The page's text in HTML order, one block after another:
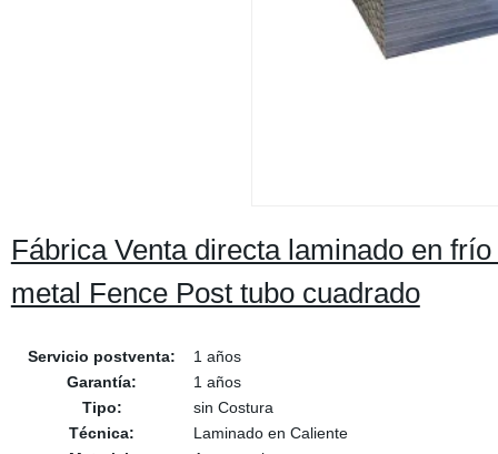
Fábrica Venta directa laminado en
metal Fence Post tubo cuadrado
Servicio postventa:
1 años
Garantía:
1 años
Tipo:
sin Costura
Técnica:
Laminado en Caliente